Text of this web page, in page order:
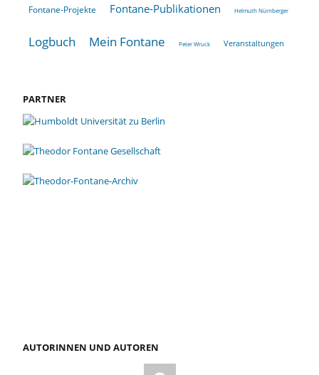
Fontane-Projekte Fontane-Publikationen Helmuth Nürnberger
Logbuch Mein Fontane Peter Wruck Veranstaltungen
PARTNER
AUTORINNEN UND AUTOREN